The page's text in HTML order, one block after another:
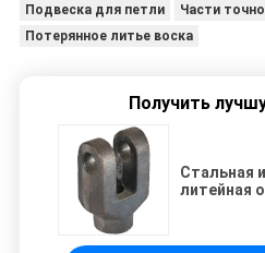
Подвеска для петли
Части
Потерянное литье воска
Получить
Стальная
литейная
фитинги